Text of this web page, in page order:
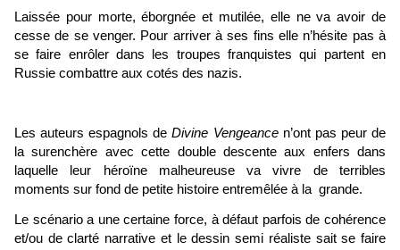
Laissée pour morte, éborgnée et mutilée, elle ne va avoir de
cesse de se venger. Pour arriver à ses fins elle n’hésite pas à
se faire enrôler dans les troupes franquistes qui partent en
Russie combattre aux cotés des nazis.
Les auteurs espagnols deDivine Vengeance n’ont pas peur de
la surenchère avec cette double descente aux enfers dans
laquelle leur héroïne malheureuse va vivre de terribles
moments sur fond de petite histoire entremêlée à la grande.
Le scénario a une certaine force, à défaut parfois de cohérence
et/ou de clarté narrative et le dessin semi réaliste sait se faire